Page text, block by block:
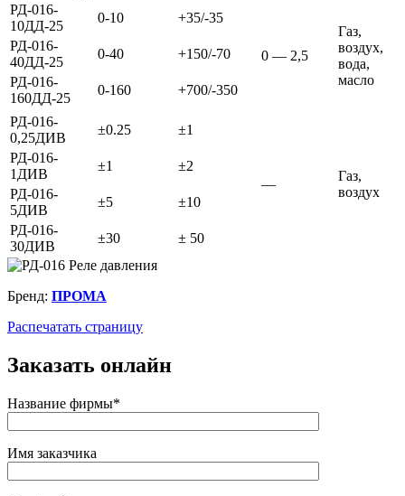
РД-016-
10ДД-25
0-10 +35/-35
0 — 2,5
Газ,
воздух,
вода,
масло
РД-016-
40ДД-25
0-40
+150/-70
РД-016-
160ДД-25
0-160 +700/-350
РД-016-
0,25ДИВ
±0.25 ±1
—
Газ,
воздух
РД-016-
1ДИВ
±1
±2
РД-016-
5ДИВ
±5
±10
РД-016-
30ДИВ
±30 ± 50
Бренд: ПРОМА
Распечатать страницу
Заказать онлайн
Название фирмы*
Имя заказчика